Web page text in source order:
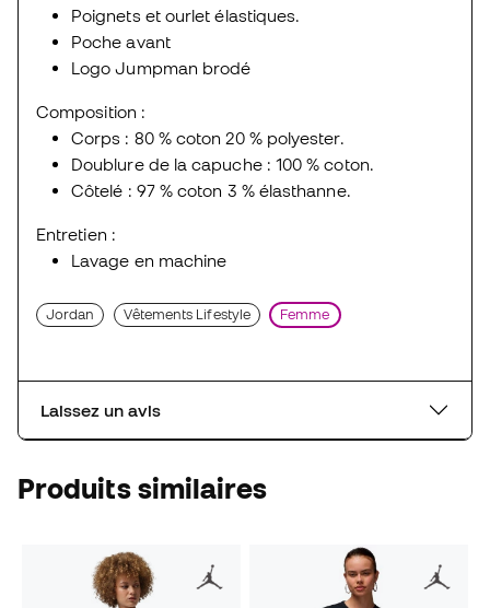
Poignets et ourlet élastiques.
Poche avant
Logo Jumpman brodé
Composition :
Corps : 80 % coton 20 % polyester.
Doublure de la capuche : 100 % coton.
Côtelé : 97 % coton 3 % élasthanne.
Entretien :
Lavage en machine
Jordan Vêtements Lifestyle Femme
Laissez un avis
Produits similaires